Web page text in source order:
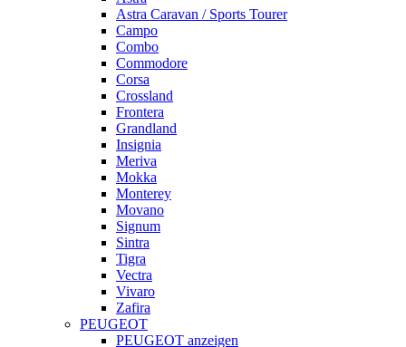
Astra Caravan / Sports Tourer
Campo
Combo
Commodore
Corsa
Crossland
Frontera
Grandland
Insignia
Meriva
Mokka
Monterey
Movano
Signum
Sintra
Tigra
Vectra
Vivaro
Zafira
PEUGEOT
PEUGEOT anzeigen